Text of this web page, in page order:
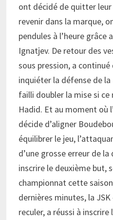
ont décidé de quitter leur
revenir dans la marque,
pendules à l’heure grâce
Ignatjev. De retour des
sous pression, a
inquiéter la défense de la
failli doubler la mise si ce
Hadid. Et au moment où
décide d’aligner
équilibrer le jeu,
d’une grosse erreur de
inscrire le deuxième but,
championnat cette
dernières minutes, la
reculer, a réussi à